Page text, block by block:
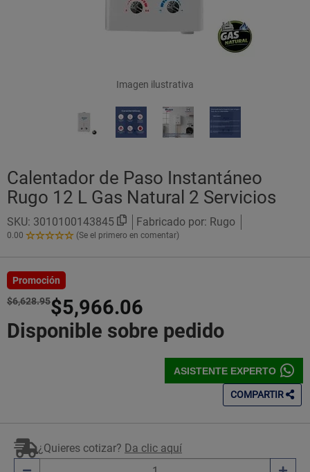
Imagen ilustrativa
Calentador de Paso Instantáneo
Rugo 12 L Gas Natural 2 Servicios
SKU: 3010100143845 Fabricado por: Rugo
0.00
0.00
Estrellas!
(Se el primero en comentar)
Promoción
$6,628.95$5,966.06
Disponible sobre pedido
ASISTENTE EXPERTO
COMPARTIR
¿Quieres cotizar? Da clic aquí